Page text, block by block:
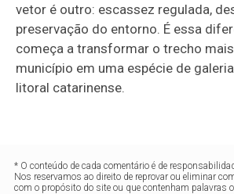
vetor é outro: escassez regulada,
preservação do entorno. É essa
começa a transformar o trecho
município em uma espécie de
litoral catarinense.
* O conteúdo de cada comentário é de
Nos reservamos ao direito de reprovar ou eliminar
com o propósito do site ou que contenham palavras